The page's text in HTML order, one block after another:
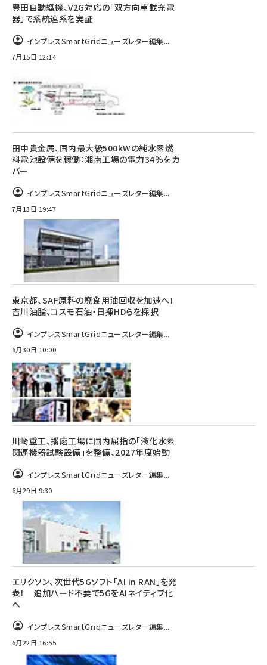
豊田自動織機、V2G対応の「双方向車載充電
器」で系統連系を実証
インプレスSmartGridニューズレター編集...
7月15日 12:14
田中貴金属、国内最大級500kWの純水素燃
料電池設備を稼働：湘南工場の電力34％をカ
バー
インプレスSmartGridニューズレター編集...
7月13日 19:47
東京都、SAF原料の廃食用油回収を加速へ！
吉川油脂、コスモ石油・日揮HDらを採択
インプレスSmartGridニューズレター編集...
6月30日 10:00
川崎重工、播磨工場に国内屈指の「液化水素
関連機器試験設備」を整備、2027年度始動
インプレスSmartGridニューズレター編集...
6月29日 9:30
エリクソン、次世代5Gソフト「AI in RAN」を発
表！ 追加ハード不要で5GをAIネイティブ化
へ
インプレスSmartGridニューズレター編集...
6月22日 16:55